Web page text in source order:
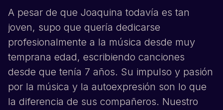
A pesar de que Joaquina todavía es tan
joven, supo que quería dedicarse
profesionalmente a la música desde muy
temprana edad, escribiendo canciones
desde que tenía 7 años. Su impulso y pasión
por la música y la autoexpresión son lo que
la diferencia de sus compañeros. Nuestro